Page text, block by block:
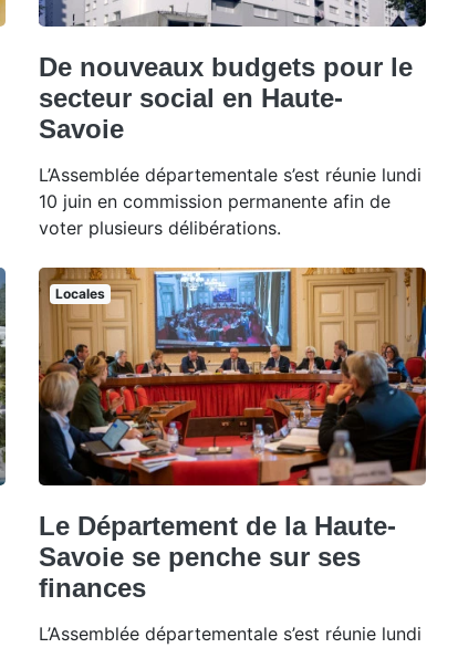
De nouveaux budgets pour le
secteur social en Haute-
Savoie
L’Assemblée départementale s’est réunie lundi
10 juin en commission permanente afin de
voter plusieurs délibérations.
Locales
Le Département de la Haute-
Savoie se penche sur ses
finances
L’Assemblée départementale s’est réunie lundi